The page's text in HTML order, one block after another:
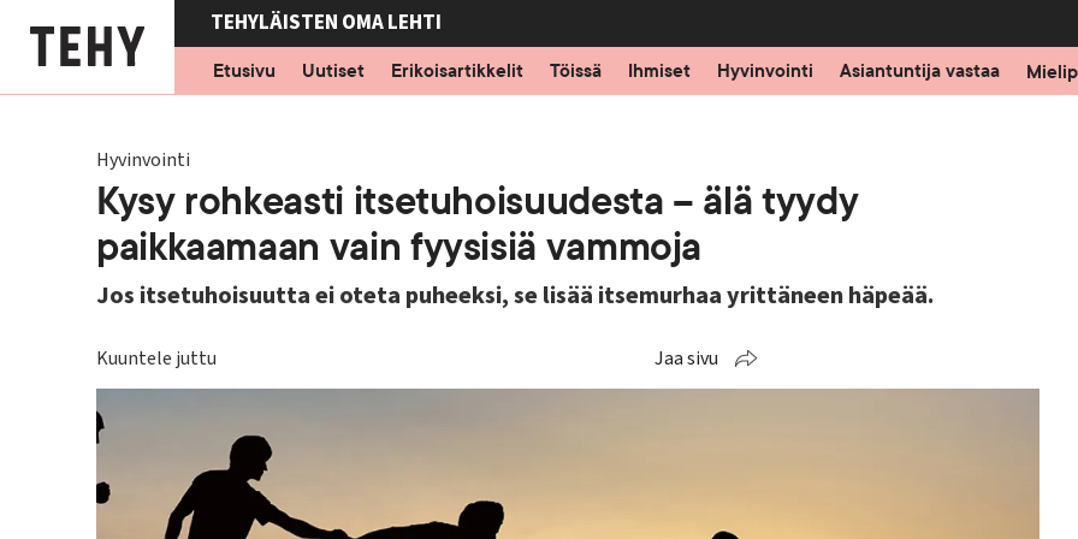
pääsisältöön
TEHYLÄISTEN OMA LEHTI
Etusivu
Uutiset Erikoisartikkelit Töissä Ihmiset Hyvinvointi Asiantuntija vastaa
Hyvinvointi
Kysy rohkeasti itsetuhoisuudesta – älä tyydy
paikkaamaan vain fyysisiä vammoja
Jos itsetuhoisuutta ei oteta puheeksi, se lisää itsemurhaa yrittäneen häpeää.
Kuuntele juttu Jaa sivu